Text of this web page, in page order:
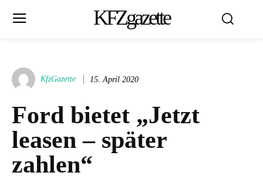
KFZgazette
KfzGazette 15. April 2020
Ford bietet „Jetzt
leasen – später
zahlen“